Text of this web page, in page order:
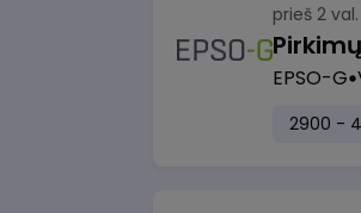
prieš 2 val.
EPSO-G
2900 -